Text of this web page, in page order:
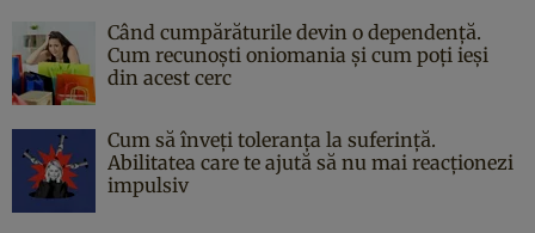
Când cumpărăturile devin o dependență.
Cum recunoști oniomania și cum poți ieși
din acest cerc
Cum să înveți toleranța la suferință.
Abilitatea care te ajută să nu mai reacționezi
impulsiv